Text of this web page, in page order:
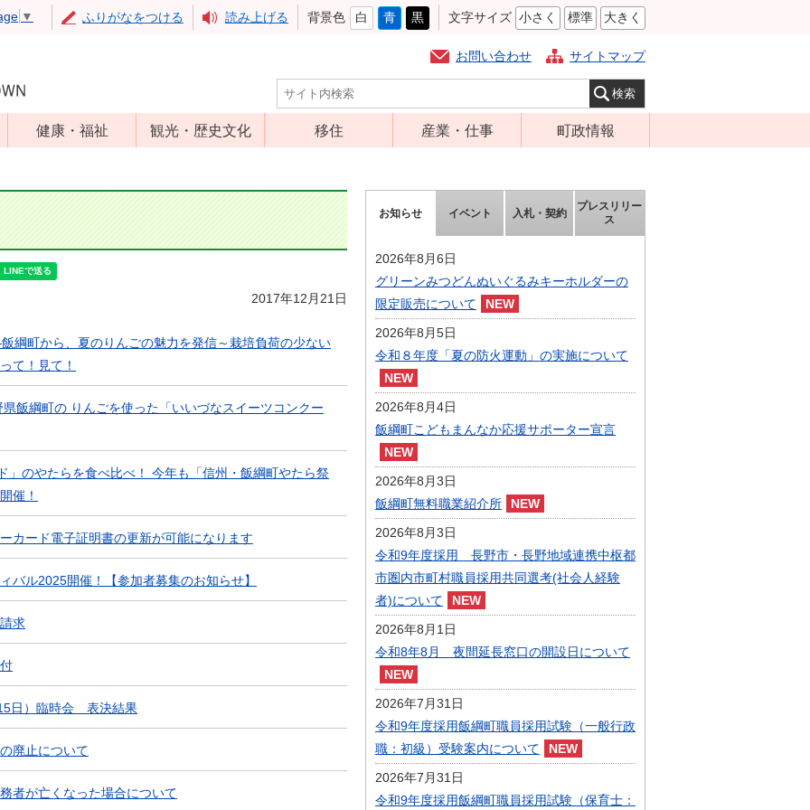
▼ ふりがなをつける 読み上げる 背景色 白 青 黒 文字サイズ 小さく 標準 大きく
お問い合わせ サイトマップ
健康・福祉
高齢者福祉
障害福祉
保健・医療
予防接種
食育
観光・歴史文化
アップルミュー
文化財
移住 産業・仕事
就労支援
農林業振興
届出・証明・法
令・規制
企業の税金
入札・契約
指定管理者制度
人材募集
町政情報
組織案内
庁舎案内
ふるさと納税
人事・職員募集
まちづくり
庁舎建設
2017年12月21日
綱町から、夏のりんごの魅力を発信～栽培負荷の少ない
て！見て！
飯綱町の りんごを使った「いいづなスイーツコンクー
」のやたらを食べ比べ！ 今年も「信州・飯綱町やたら祭
催！
カード電子証明書の更新が可能になります
バル2025開催！【参加者募集のお知らせ】
求
日）臨時会 表決結果
廃止について
者が亡くなった場合について
お知らせ イベント 入札・契約
プレスリリー
ス
2026年8月6日
グリーンみつどんぬいぐるみキーホルダーの
限定販売について
2026年8月5日
令和８年度「夏の防火運動」の実施について
2026年8月4日
飯綱町こどもまんなか応援サポーター宣言
2026年8月3日
飯綱町無料職業紹介所
2026年8月3日
令和9年度採用 長野市・長野地域連携中枢都
市圏内市町村職員採用共同選考(社会人経験
者)について
2026年8月1日
令和8年8月 夜間延長窓口の開設日について
2026年7月31日
令和9年度採用飯綱町職員採用試験（一般行政
職：初級）受験案内について
2026年7月31日
令和9年度採用飯綱町職員採用試験（保育士：